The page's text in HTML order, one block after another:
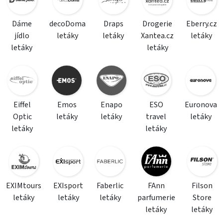
Dáme
jídlo
letáky
decoDoma
letáky
Draps
letáky
Drogerie
Xantea.cz
letáky
Eberry.cz
letáky
Eiffel
Optic
letáky
Emos
letáky
Enapo
letáky
ESO
travel
letáky
Euronova
letáky
EXIMtours
letáky
EXIsport
letáky
Faberlic
letáky
FAnn
parfumerie
letáky
Filson
Store
letáky